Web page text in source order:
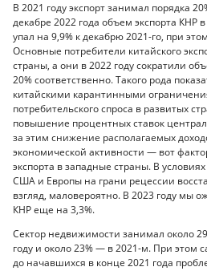
В 2021 году экспорт занимал порядка
декабре 2022 года объем экспорта КНР
упал на 9,9% к декабрю 2021-го, при
Основные потребители китайского
страны, а они в 2022 году сократили
20% соответственно. Такого рода
китайскими карантинными
потребительского спроса в развитых
повышение процентных ставок
за этим снижение располагаемых
экономической активности — вот
экспорта в западные страны. В
США и Европы на грани рецессии
взгляд, маловероятно. В 2023 году мы
КНР еще на 3,3%.
Сектор недвижимости занимал около
году и около 23% — в 2021-м. При этом
до начавшихся в конце 2021 года